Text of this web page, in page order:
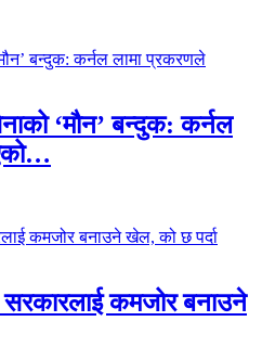
‘मौन’ बन्दुक: कर्नल
कमजोर बनाउने